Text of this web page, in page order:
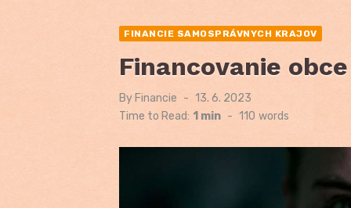
FINANCIE SAMOSPRÁVNYCH KRAJOV
Financovanie obce
By Financie
Posted
on
13. 6. 2023
Time to Read: 1 min - 110 words